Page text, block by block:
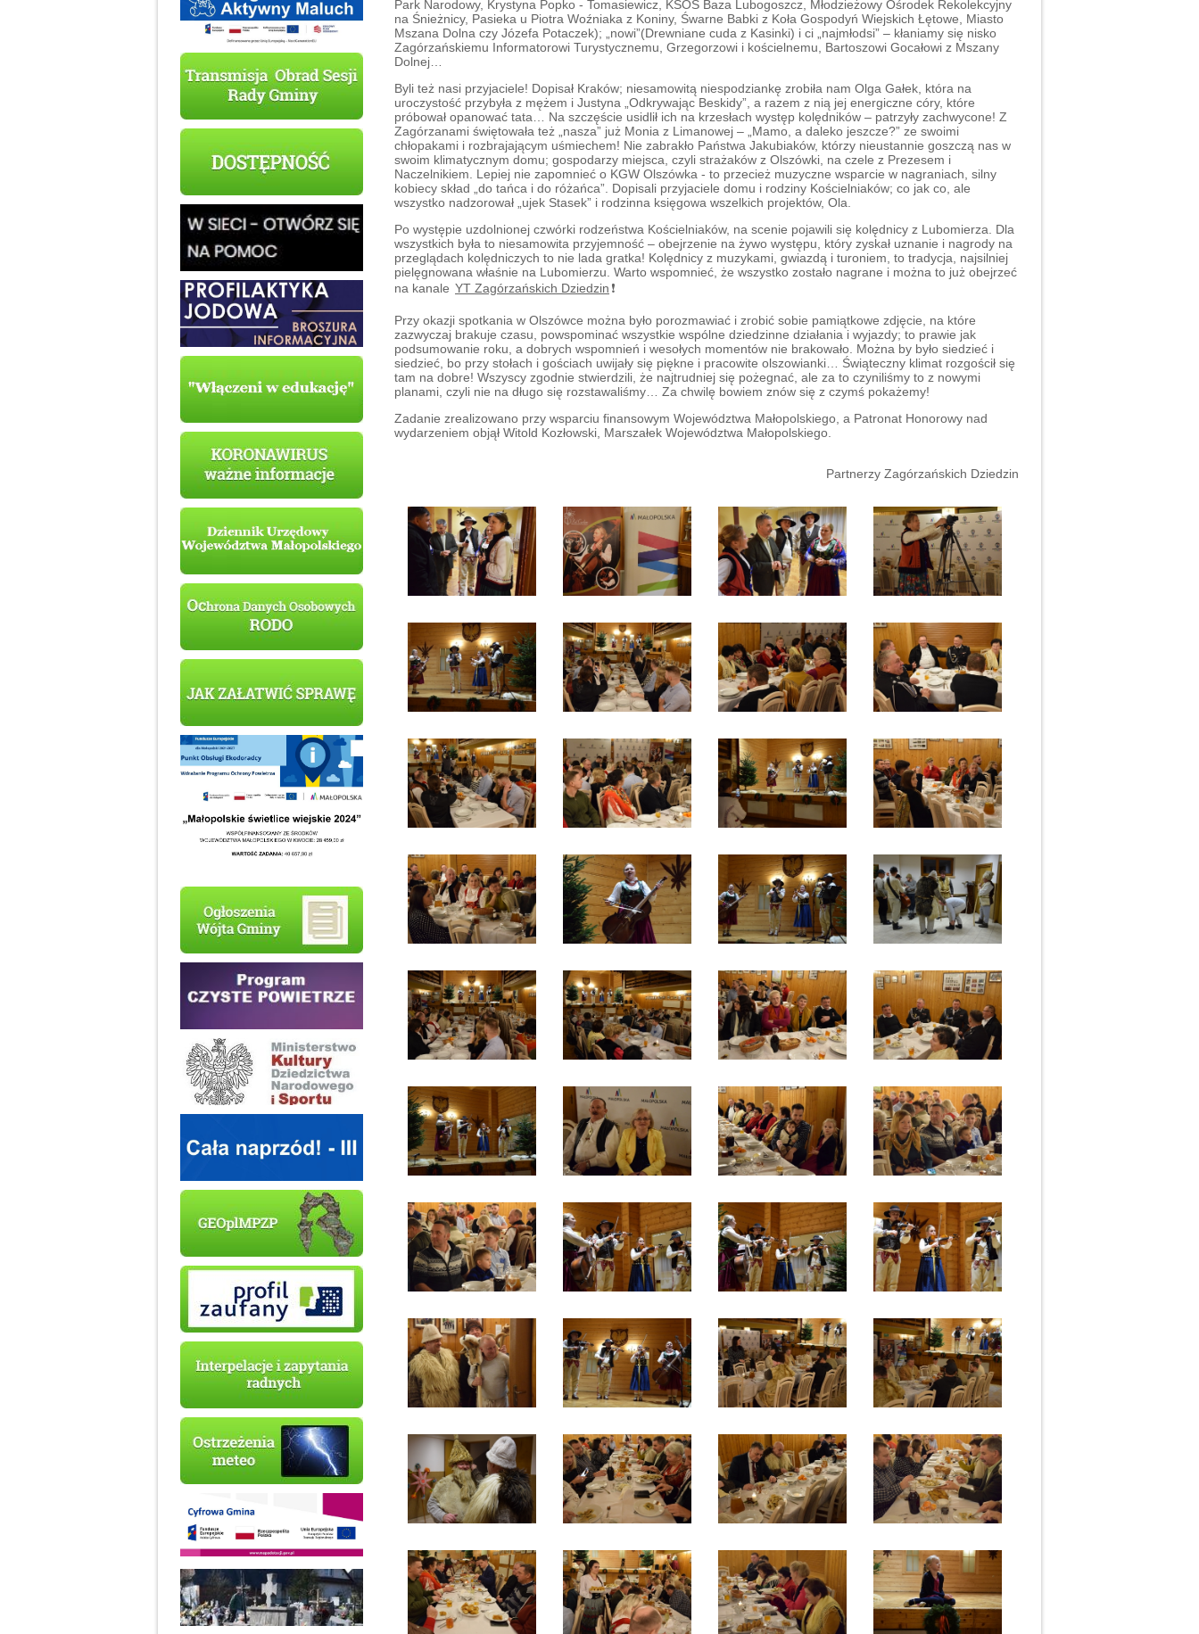
Park Narodowy, Krystyna Popko - Tomasiewicz, KSOS Baza Lubogoszcz, Młodzieżowy Ośrodek Rekolekcyjny
na Śnieżnicy, Pasieka u Piotra Woźniaka z Koniny, Śwarne Babki z Koła Gospodyń Wiejskich Łętowe, Miasto
Mszana Dolna czy Józefa Potaczek); „nowi”(Drewniane cuda z Kasinki) i ci „najmłodsi” – kłaniamy się nisko
Zagórzańskiemu Informatorowi Turystycznemu, Grzegorzowi i kościelnemu, Bartoszowi Gocałowi z Mszany
Dolnej…
Byli też nasi przyjaciele! Dopisał Kraków; niesamowitą niespodziankę zrobiła nam Olga Gałek, która na
uroczystość przybyła z mężem i Justyna „Odkrywając Beskidy”, a razem z nią jej energiczne córy, które
próbował opanować tata… Na szczęście usidlił ich na krzesłach występ kolędników – patrzyły zachwycone! Z
Zagórzanami świętowała też „nasza” już Monia z Limanowej – „Mamo, a daleko jeszcze?” ze swoimi
chłopakami i rozbrajającym uśmiechem! Nie zabrakło Państwa Jakubiaków, którzy nieustannie goszczą nas w
swoim klimatycznym domu; gospodarzy miejsca, czyli strażaków z Olszówki, na czele z Prezesem i
Naczelnikiem. Lepiej nie zapomnieć o KGW Olszówka - to przecież muzyczne wsparcie w nagraniach, silny
kobiecy skład „do tańca i do różańca”. Dopisali przyjaciele domu i rodziny Kościelniaków; co jak co, ale
wszystko nadzorował „ujek Stasek” i rodzinna księgowa wszelkich projektów, Ola.
Po występie uzdolnionej czwórki rodzeństwa Kościelniaków, na scenie pojawili się kolędnicy z Lubomierza. Dla
wszystkich była to niesamowita przyjemność – obejrzenie na żywo występu, który zyskał uznanie i nagrody na
przeglądach kolędniczych to nie lada gratka! Kolędnicy z muzykami, gwiazdą i turoniem, to tradycja, najsilniej
pielęgnowana właśnie na Lubomierzu. Warto wspomnieć, że wszystko zostało nagrane i można to już obejrzeć
na kanale YT Zagórzańskich Dziedzin ❗
Przy okazji spotkania w Olszówce można było porozmawiać i zrobić sobie pamiątkowe zdjęcie, na które
zazwyczaj brakuje czasu, powspominać wszystkie wspólne dziedzinne działania i wyjazdy; to prawie jak
podsumowanie roku, a dobrych wspomnień i wesołych momentów nie brakowało. Można by było siedzieć i
siedzieć, bo przy stołach i gościach uwijały się piękne i pracowite olszowianki… Świąteczny klimat rozgościł się
tam na dobre! Wszyscy zgodnie stwierdzili, że najtrudniej się pożegnać, ale za to czyniliśmy to z nowymi
planami, czyli nie na długo się rozstawaliśmy… Za chwilę bowiem znów się z czymś pokażemy!
Zadanie zrealizowano przy wsparciu finansowym Województwa Małopolskiego, a Patronat Honorowy nad
wydarzeniem objął Witold Kozłowski, Marszałek Województwa Małopolskiego.
Partnerzy Zagórzańskich Dziedzin